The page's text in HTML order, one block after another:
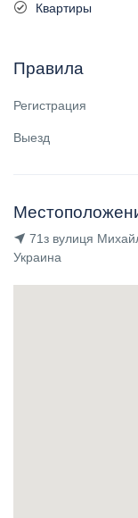
Квартиры
Правила
Регистрация
Выезд
71з вулиця
Украина